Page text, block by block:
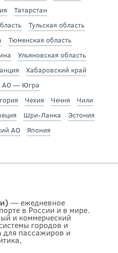
Татарстан
Тульская область
Тюменская область
Ульяновская область
Хабаровский край
АО — Югра
Чехия Чечня
Чили
Шри-Ланка
Эстония
АО
Япония
— ежедневное
в России и в мире.
и коммерческий
городов и
для пассажиров и